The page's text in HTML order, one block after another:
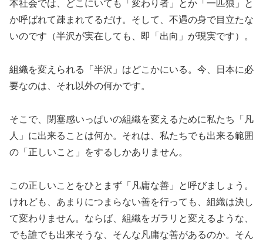
本社会では、どこにいても「変わり者」とか「一匹狼」と
か呼ばれて疎まれてるだけ。そして、不遇の身で目立たな
いのです（半沢が実在しても、即「出向」が現実です）。
組織を変えられる「半沢」はどこかにいる。今、日本に必
要なのは、それ以外の何かです。
そこで、閉塞感いっぱいの組織を変えるために私たち「凡
人」に出来ることは何か。それは、私たちでも出来る範囲
の「正しいこと」をするしかありません。
この正しいことをひとまず「凡庸な善」と呼びましょう。
けれども、あまりにつまらない善を行っても、組織は決し
て変わりません。ならば、組織をガラリと変えるような、
でも誰でも出来そうな、そんな凡庸な善があるのか。そん